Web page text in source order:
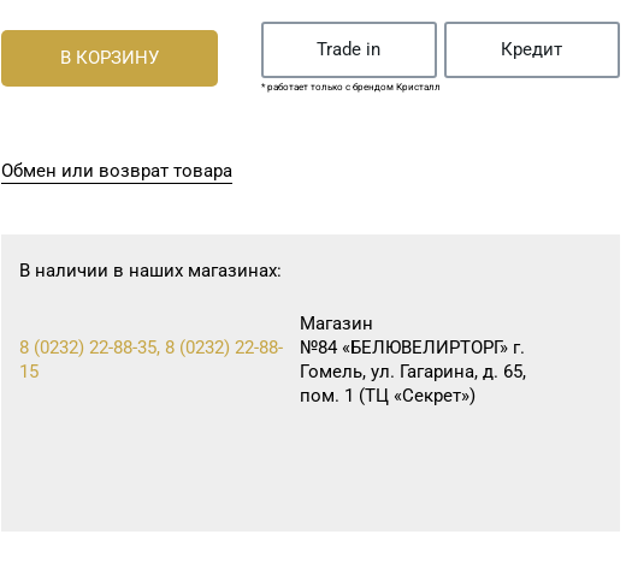
В КОРЗИНУ Trade in Кредит
* работает только с брендом Кристалл
Обмен или возврат товара
В наличии в наших магазинах:
8 (0232) 22-88-35, 8 (0232) 22-88-
15
Магазин
№84 «БЕЛЮВЕЛИРТОРГ» г.
Гомель, ул. Гагарина, д. 65,
пом. 1 (ТЦ «Секрет»)